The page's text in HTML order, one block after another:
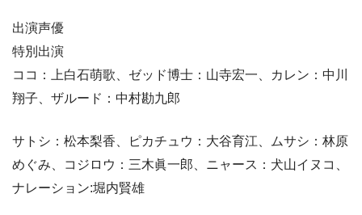
出演声優
特別出演
ココ：上白石萌歌、ゼッド博士：山寺宏一、カレン：中川
翔子、ザルード：中村勘九郎
サトシ：松本梨香、ピカチュウ：大谷育江、ムサシ：林原
めぐみ、コジロウ：三木眞一郎、ニャース：犬山イヌコ、
ナレーション:堀内賢雄